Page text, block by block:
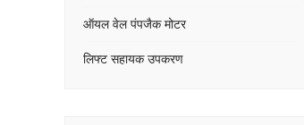
ऑयल वेल पंपजैक मोटर
लिफ्ट सहायक उपकरण